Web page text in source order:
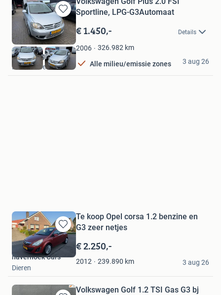
Bewaren
in
Mijn
Favorieten
Sportline, LPG-G3Automaat
€ 1.450,- Details
2006 326.982 km
Alle milieu/emissie zones
Autogarage Hay
Leeuwarden
3 aug 26
Bewaren
in
Mijn
Favorieten
Te koop Opel corsa 1.2 benzine en
G3 zeer netjes
€ 2.250,-
2012 239.890 km
haverhoek Cars
Dieren
3 aug 26
Volkswagen Golf 1.2 TSI Gas G3 bj